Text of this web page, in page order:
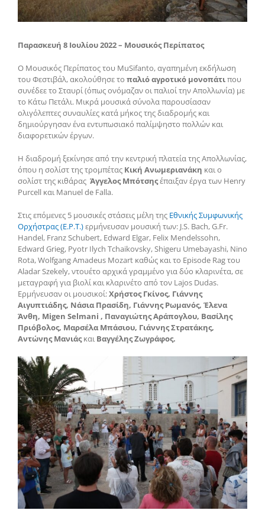
Παρασκευή 8 Ιουλίου 2022 – Μουσικός Περίπατος
Ο Μουσικός Περίπατος του MuSifanto, αγαπημένη εκδήλωση
του Φεστιβάλ, ακολούθησε το παλιό αγροτικό μονοπάτιπου
συνέδεε το Σταυρί (όπως ονόμαζαν οι παλιοί την Απολλωνία) με
το Κάτω Πετάλι. Μικρά μουσικά σύνολα παρουσίασαν
ολιγόλεπτες συναυλίες κατά μήκος της διαδρομής και
δημιούργησαν ένα εντυπωσιακό παλίμψηστο πολλών και
διαφορετικών έργων.
Η διαδρομή ξεκίνησε από την κεντρική πλατεία της Απολλωνίας,
όπου η σολίστ της τρομπέτας Κική Ανωμεριανάκη και ο
σολίστ της κιθάρας Άγγελος Μπότσηςέπαιξαν έργα των Henry
Purcell και Manuel de Falla.
Στις επόμενες 5 μουσικές στάσεις μέλη της Εθνικής Συμφωνικής
Ορχήστρας (Ε.Ρ.Τ.)ερμήνευσαν μουσική των: J.S. Bach, G.Fr.
Handel, Franz Schubert, Edward Elgar, Felix Mendelssohn,
Edward Grieg, Pyotr Ilych Tchaikovsky, Shigeru Umebayashi, Nino
Rota, Wolfgang Amadeus Mozart καθώς και το Episode Rag του
Αladar Szekely, ντουέτο αρχικά γραμμένο για δύο κλαρινέτα, σε
μεταγραφή για βιολί και κλαρινέτο από τον Lajos Dudas.
Ερμήνευσαν οι μουσικοί:Χρήστος Γκίνος, Γιάννης
Αιγυπτιάδης, Νάσια Πρασίδη, Γιάννης Ρωμανός, Έλενα
Άνθη, Migen Selmani , Παναγιώτης Αράπογλου, Βασίλης
Πριόβολος, Μαρσέλα Μπάσιου, Γιάννης Στρατάκης,
Αντώνης Μανιάςκαι Βαγγέλης Ζωγράφος.